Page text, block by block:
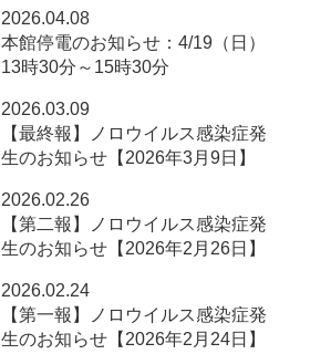
2026.04.08
本館停電のお知らせ：4/19（日）
13時30分～15時30分
2026.03.09
【最終報】ノロウイルス感染症発
生のお知らせ【2026年3月9日】
2026.02.26
【第二報】ノロウイルス感染症発
生のお知らせ【2026年2月26日】
2026.02.24
【第一報】ノロウイルス感染症発
生のお知らせ【2026年2月24日】